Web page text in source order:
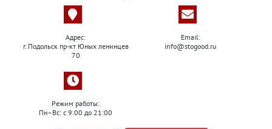
Адрес:
г. Подольск пр-кт Юных ленинцев
70
Email:
info@stogood.ru
Режим работы:
Пн–Вс: с 9:00 до 21:00